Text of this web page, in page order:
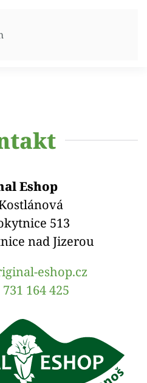
Eshop
513
nad Jizerou
eshop.cz
731 164 425